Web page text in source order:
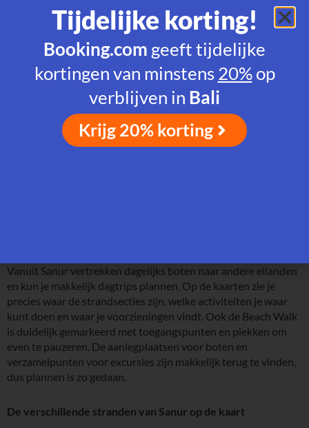
Vanuit Sanur vertrekken dagelijks boten naar andere eilanden
en kun je makkelijk dagtrips plannen. Op de kaarten zie je
precies waar de strandsecties zijn, welke activiteiten je waar
kunt doen en waar je voorzieningen vindt. Ook de Beach Walk
is duidelijk gemarkeerd met toegangspunten en plekken om
even te pauzeren. De aanlegplaatsen voor boten en
verzamelpunten voor excursies zijn makkelijk terug te vinden,
dus plannen is zo gedaan.
De verschillende stranden van Sanur op de kaart
Tijdelijke korting!
Booking.com geeft tijdelijke
kortingen van minstens 20%op
verblijven in Bali
Krijg 20% korting